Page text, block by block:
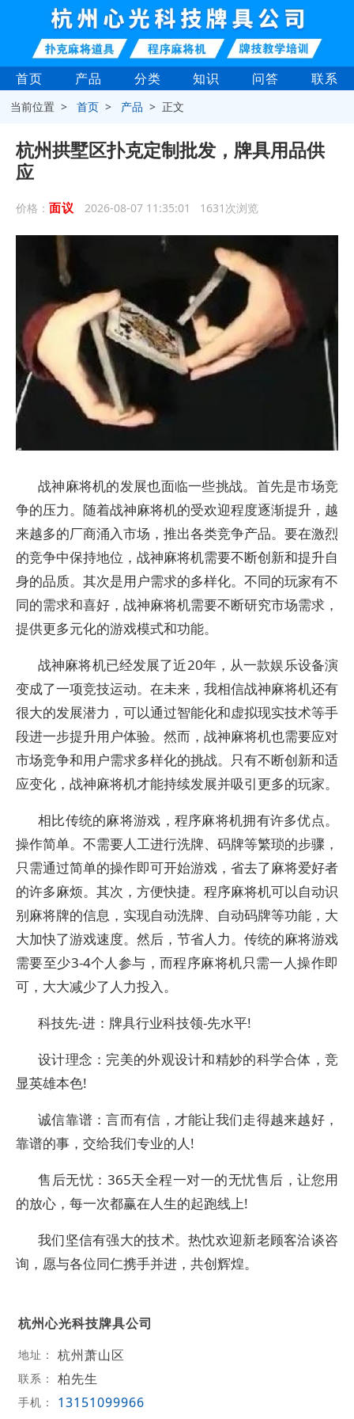
首页 产品 分类 知识 问答 联系
当前位置 >首页 > 产品 > 正文
杭州拱墅区扑克定制批发，牌具用品供
应
价格： 面议 2026-08-07 11:35:01 1631次浏览
战神麻将机的发展也面临一些挑战。首先是市场竞
争的压力。随着战神麻将机的受欢迎程度逐渐提升，越
来越多的厂商涌入市场，推出各类竞争产品。要在激烈
的竞争中保持地位，战神麻将机需要不断创新和提升自
身的品质。其次是用户需求的多样化。不同的玩家有不
同的需求和喜好，战神麻将机需要不断研究市场需求，
提供更多元化的游戏模式和功能。
战神麻将机已经发展了近20年，从一款娱乐设备演
变成了一项竞技运动。在未来，我相信战神麻将机还有
很大的发展潜力，可以通过智能化和虚拟现实技术等手
段进一步提升用户体验。然而，战神麻将机也需要应对
市场竞争和用户需求多样化的挑战。只有不断创新和适
应变化，战神麻将机才能持续发展并吸引更多的玩家。
相比传统的麻将游戏，程序麻将机拥有许多优点。
操作简单。不需要人工进行洗牌、码牌等繁琐的步骤，
只需通过简单的操作即可开始游戏，省去了麻将爱好者
的许多麻烦。其次，方便快捷。程序麻将机可以自动识
别麻将牌的信息，实现自动洗牌、自动码牌等功能，大
大加快了游戏速度。然后，节省人力。传统的麻将游戏
需要至少3-4个人参与，而程序麻将机只需一人操作即
可，大大减少了人力投入。
科技先-进：牌具行业科技领-先水平!
设计理念：完美的外观设计和精妙的科学合体，竞
显英雄本色!
诚信靠谱：言而有信，才能让我们走得越来越好，
靠谱的事，交给我们专业的人!
售后无忧：365天全程一对一的无忧售后，让您用
的放心，每一次都赢在人生的起跑线上!
我们坚信有强大的技术。热忱欢迎新老顾客洽谈咨
询，愿与各位同仁携手并进，共创辉煌。
杭州心光科技牌具公司
地址： 杭州萧山区
联系： 柏先生
手机： 13151099966